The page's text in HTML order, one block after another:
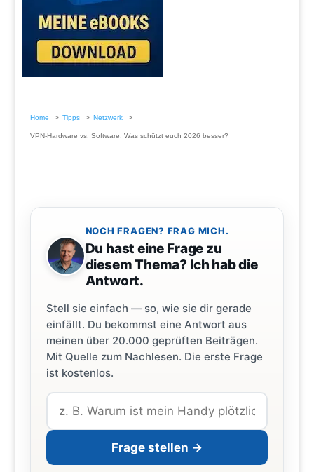
Home Tipps Netzwerk
VPN-Hardware vs. Software: Was schützt euch 2026 besser?
NOCH FRAGEN? FRAG MICH.
Du hast eine Frage zu
diesem Thema? Ich hab die
Antwort.
Stell sie einfach — so, wie sie dir gerade
einfällt. Du bekommst eine Antwort aus
meinen über 20.000 geprüften Beiträgen.
Mit Quelle zum Nachlesen. Die erste Frage
ist kostenlos.
Frage stellen →